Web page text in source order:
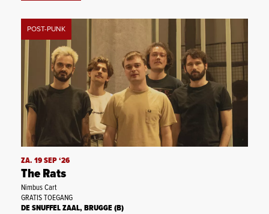
POST-PUNK
ZA. 19 SEP ‘26
The Rats
Nimbus Cart
GRATIS TOEGANG
DE SNUFFEL ZAAL, BRUGGE (B)